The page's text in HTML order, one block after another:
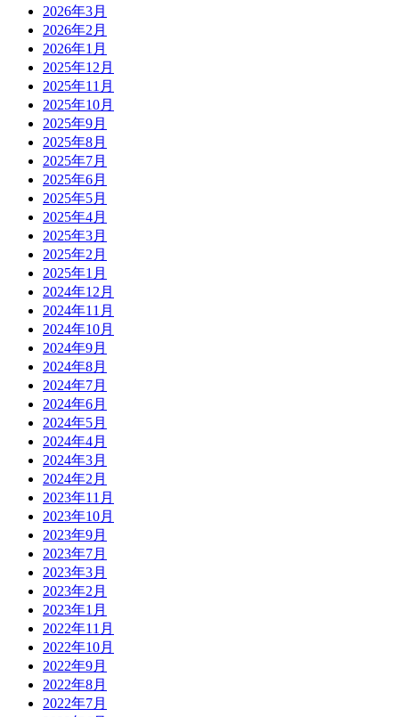
2026年3月
2026年2月
2026年1月
2025年12月
2025年11月
2025年10月
2025年9月
2025年8月
2025年7月
2025年6月
2025年5月
2025年4月
2025年3月
2025年2月
2025年1月
2024年12月
2024年11月
2024年10月
2024年9月
2024年8月
2024年7月
2024年6月
2024年5月
2024年4月
2024年3月
2024年2月
2023年11月
2023年10月
2023年9月
2023年7月
2023年3月
2023年2月
2023年1月
2022年11月
2022年10月
2022年9月
2022年8月
2022年7月